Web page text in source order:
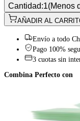
Cantidad:1(Menos
AÑADIR AL
Envío a todo
Pago 100%
3 cuotas sin
Combina Perfecto con